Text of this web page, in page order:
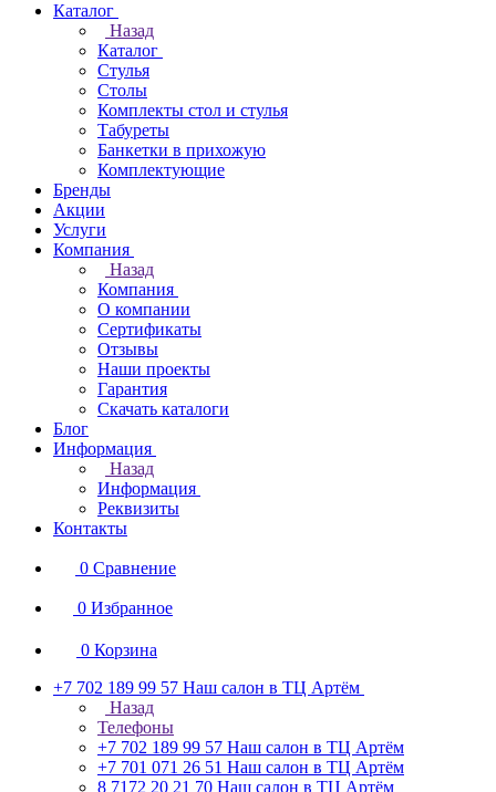
Каталог
Назад
Каталог
Стулья
Столы
Комплекты стол и стулья
Табуреты
Банкетки в прихожую
Комплектующие
Бренды
Акции
Услуги
Компания
Назад
Компания
О компании
Сертификаты
Отзывы
Наши проекты
Гарантия
Скачать каталоги
Блог
Информация
Назад
Информация
Реквизиты
Контакты
0 Сравнение
0 Избранное
0 Корзина
+7 702 189 99 57 Наш салон в ТЦ Артём
Назад
Телефоны
+7 702 189 99 57 Наш салон в ТЦ Артём
+7 701 071 26 51 Наш салон в ТЦ Артём
8 7172 20 21 70 Наш салон в ТЦ Артём